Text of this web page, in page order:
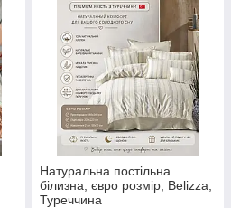
Натуральна постільна
білизна, євро розмір, Belizza,
Туреччина